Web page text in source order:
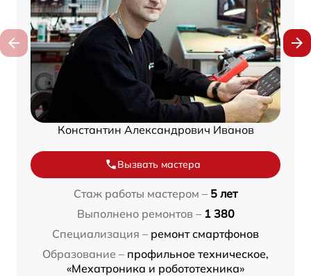
Константин Александрович Иванов
Вызвать мастера
Стаж работы мастером – 5 лет
Выполнено ремонтов – 1 380
Специализация – ремонт смартфонов
Образование – профильное техническое,
«Мехатроника и робототехника»